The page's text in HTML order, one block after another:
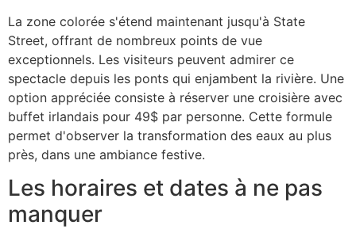
La zone colorée s'étend maintenant jusqu'à State
Street, offrant de nombreux points de vue
exceptionnels. Les visiteurs peuvent admirer ce
spectacle depuis les ponts qui enjambent la rivière. Une
option appréciée consiste à réserver une croisière avec
buffet irlandais pour 49$ par personne. Cette formule
permet d'observer la transformation des eaux au plus
près, dans une ambiance festive.
Les horaires et dates à ne pas
manquer